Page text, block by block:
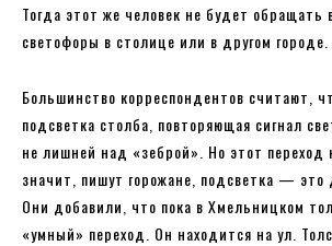
Тогда этот же человек не будет обращать
светофоры в столице или в другом городе.
Большинство корреспондентов считают,
подсветка столба, повторяющая сигнал
не лишней над «зеброй». Но этот переход
значит, пишут горожане, подсветка — это
Они добавили, что пока в Хмельницком
«умный» переход. Он находится на ул.